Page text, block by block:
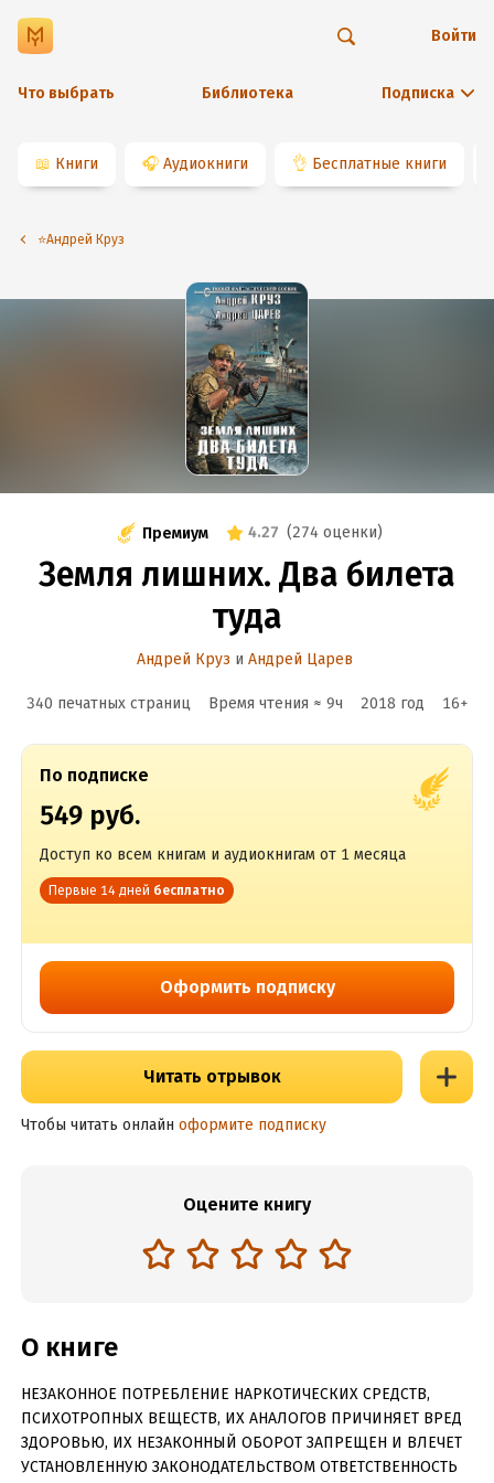
Что выбрать Библиотека Подписка
Войти
📖 Книги 🎧 Аудиокниги 👌 Бесплатные книги
⭐️Андрей Круз
Премиум 4.27 (274 оценки)
Земля лишних. Два билета
туда
Андрей Круз и Андрей Царев
340 печатных страниц Время чтения ≈ 9ч 2018 год 16+
По подписке
549 руб.
Доступ ко всем книгам и аудиокнигам от 1 месяца
Первые 14 дней бесплатно
Оформить подписку
Читать отрывок
Чтобы читать онлайн оформите подписку
Оцените книгу
О книге
НЕЗАКОННОЕ ПОТРЕБЛЕНИЕ НАРКОТИЧЕСКИХ СРЕДСТВ,
ПСИХОТРОПНЫХ ВЕЩЕСТВ, ИХ АНАЛОГОВ ПРИЧИНЯЕТ ВРЕД
ЗДОРОВЬЮ, ИХ НЕЗАКОННЫЙ ОБОРОТ ЗАПРЕЩЕН И ВЛЕЧЕТ
УСТАНОВЛЕННУЮ ЗАКОНОДАТЕЛЬСТВОМ ОТВЕТСТВЕННОСТЬ